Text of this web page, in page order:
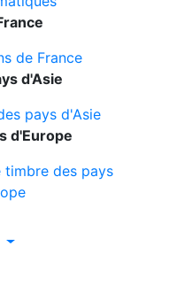
de France
d'Asie
pays d'Asie
d'Europe
timbre des pays